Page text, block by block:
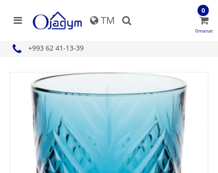
TM
+993 62 41-13-39
0
0manat